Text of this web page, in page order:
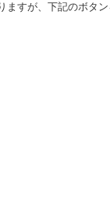
ますが、下記のボタ